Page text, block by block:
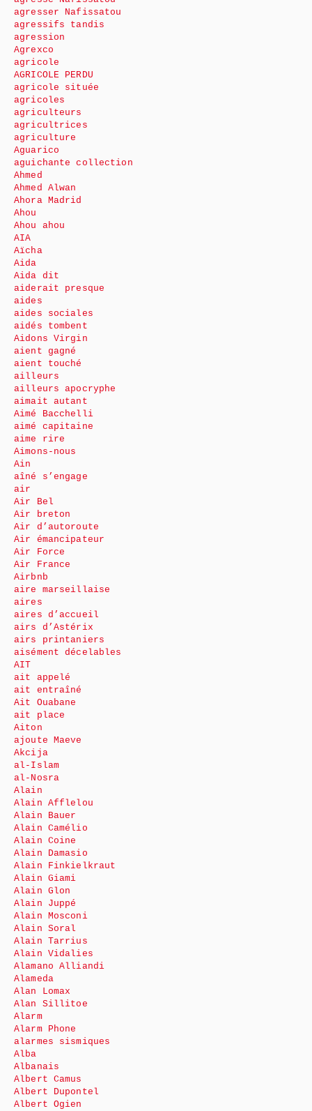
agresser Nafissatou
agressifs tandis
agression
Agrexco
agricole
AGRICOLE PERDU
agricole située
agricoles
agriculteurs
agricultrices
agriculture
Aguarico
aguichante collection
Ahmed
Ahmed Alwan
Ahora Madrid
Ahou
Ahou ahou
AIA
Aïcha
Aida
Aida dit
aiderait presque
aides
aides sociales
aidés tombent
Aidons Virgin
aient gagné
aient touché
ailleurs
ailleurs apocryphe
aimait autant
Aimé Bacchelli
aimé capitaine
aime rire
Aimons-nous
Ain
aîné s’engage
air
Air Bel
Air breton
Air d’autoroute
Air émancipateur
Air Force
Air France
Airbnb
aire marseillaise
aires
aires d’accueil
airs d’Astérix
airs printaniers
aisément décelables
AIT
ait appelé
ait entraîné
Ait Ouabane
ait place
Aiton
ajoute Maeve
Akcija
al-Islam
al-Nosra
Alain
Alain Afflelou
Alain Bauer
Alain Camélio
Alain Coine
Alain Damasio
Alain Finkielkraut
Alain Giami
Alain Glon
Alain Juppé
Alain Mosconi
Alain Soral
Alain Tarrius
Alain Vidalies
Alamano Alliandi
Alameda
Alan Lomax
Alan Sillitoe
Alarm
Alarm Phone
alarmes sismiques
Alba
Albanais
Albert Camus
Albert Dupontel
Albert Ogien